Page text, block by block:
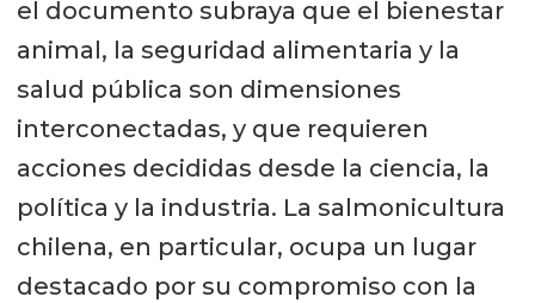
el documento subraya que el bienestar
animal, la seguridad alimentaria y la
salud pública son dimensiones
interconectadas, y que requieren
acciones decididas desde la ciencia, la
política y la industria. La salmonicultura
chilena, en particular, ocupa un lugar
destacado por su compromiso con la